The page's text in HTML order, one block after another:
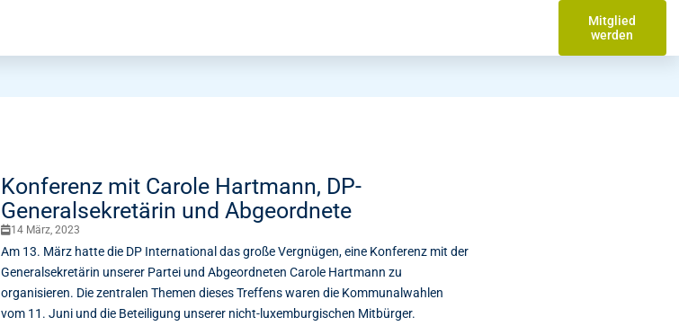
Mitglied
werden
Konferenz mit Carole Hartmann, DP-
Generalsekretärin und Abgeordnete
14 März, 2023
Am 13. März hatte die DP International das große Vergnügen, eine Konferenz mit der
Generalsekretärin unserer Partei und Abgeordneten Carole Hartmann zu
organisieren. Die zentralen Themen dieses Treffens waren die Kommunalwahlen
vom 11. Juni und die Beteiligung unserer nicht-luxemburgischen Mitbürger.